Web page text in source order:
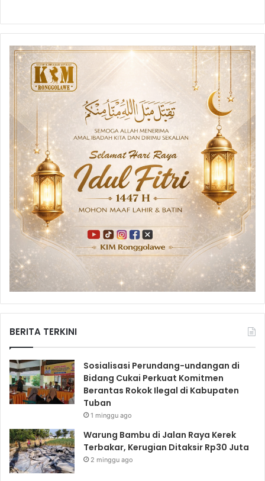
BERITA TERKINI
Sosialisasi Perundang-undangan di
Bidang Cukai Perkuat Komitmen
Berantas Rokok Ilegal di Kabupaten
Tuban
1 minggu ago
Warung Bambu di Jalan Raya Kerek
Terbakar, Kerugian Ditaksir Rp30 Juta
2 minggu ago